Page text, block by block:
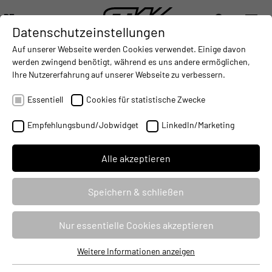
DE
DEUTSCH (DE)
ENGLISH (EN)
中文 (ZH)
DIGITALISIERUNG - CONNECTING THE WORLD OF MOBILE MACHINES
AUTOMATISIERUNG - IMPROVING MOBILE MACHINES
INTEGRATION
TCG.5- Die “Pinnacle”
Plattform
Datenschutzeinstellungen
Auf unserer Webseite werden Cookies verwendet. Einige davon
werden zwingend benötigt, während es uns andere ermöglichen,
Ihre Nutzererfahrung auf unserer Webseite zu verbessern.
Essentiell Cookies für statistische Zwecke
Empfehlungsbund/Jobwidget LinkedIn/Marketing
Alle akzeptieren
Speichern & schließen
Nur essentielle Cookies akzeptieren
Weitere Informationen anzeigen